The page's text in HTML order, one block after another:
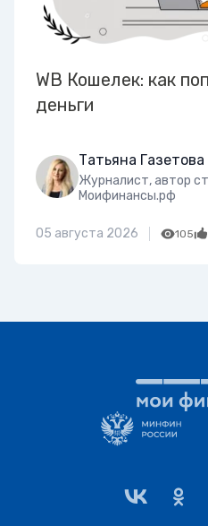
WB Кошелек: как
деньги
Татьяна Газетова
Журналист, автор
Моифинансы.рф
05 августа 2026 105